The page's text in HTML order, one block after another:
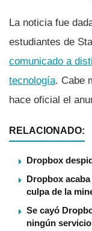
La noticia fue
estudiantes de
comunicado a
tecnologí­a. Cabe
hace oficial el
RELACIONADO:
Dropbox
Dropbox
culpa de la
Se cayó
ningún